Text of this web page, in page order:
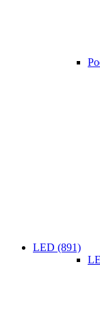
LED (891)